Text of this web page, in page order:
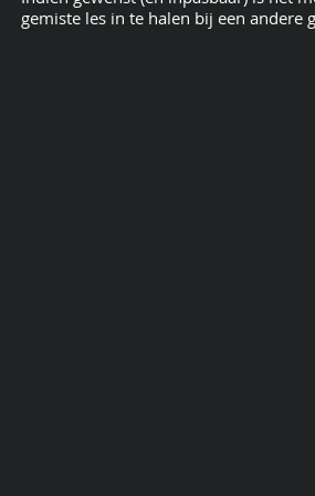
gemiste les in te halen bij een andere